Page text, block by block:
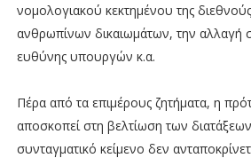
νομολογιακού κεκτημένου της
ανθρωπίνων δικαιωμάτων, την αλλαγή
ευθύνης υπουργών κ.α.
Πέρα από τα επιμέρους ζητήματα, η
αποσκοπεί στη βελτίωση των
συνταγματικό κείμενο δεν